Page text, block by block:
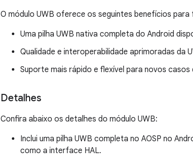
O módulo UWB oferece os seguintes benefícios
Uma pilha UWB nativa completa do Android
Qualidade e interoperabilidade aprimoradas da
Suporte mais rápido e flexível para novos
Detalhes
Confira abaixo os detalhes do módulo UWB:
Inclui uma pilha UWB completa no AOSP no
como a interface HAL.